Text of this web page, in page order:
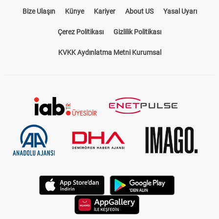
Bize Ulaşın Künye Kariyer About US Yasal Uyarı
Çerez Politikası Gizlilik Politikası
KVKK Aydınlatma Metni Kurumsal